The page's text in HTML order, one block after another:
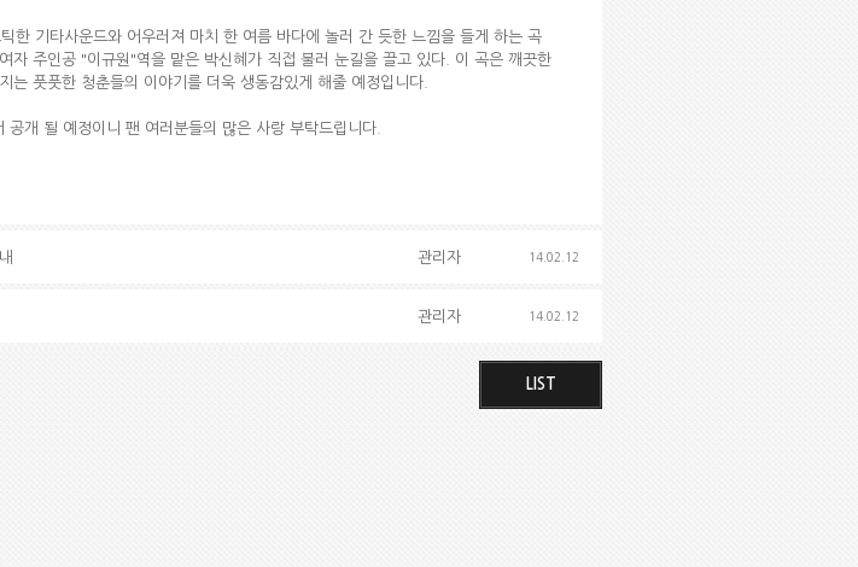
한 기타사운드와 어우러져 마치 한 여름 바다에 놀러 간 듯한 느낌을 들게 하는 곡
주인공 "이규원"역을 맡은 박신혜가 직접 불러 눈길을 끌고 있다. 이 곡은 깨끗한
풋풋한 청춘들의 이야기를 더욱 생동감있게 해줄 예정입니다.
개 될 예정이니 팬 여러분들의 많은 사랑 부탁드립니다.
관리자 14.02.12
관리자 14.02.12
LIST